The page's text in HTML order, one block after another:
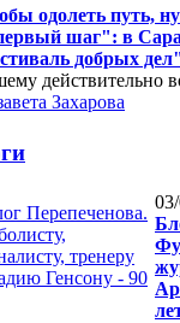
одолеть путь,
шаг": в
добрых дел"
действительно
Захарова